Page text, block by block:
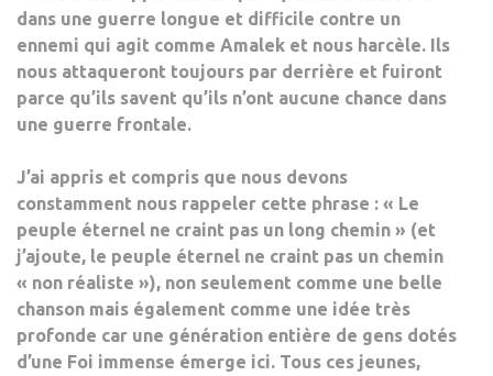
dans une guerre longue et difficile contre un
ennemi qui agit comme Amalek et nous harcèle. Ils
nous attaqueront toujours par derrière et fuiront
parce qu’ils savent qu’ils n’ont aucune chance dans
une guerre frontale.
J’ai appris et compris que nous devons
constamment nous rappeler cette phrase : « Le
peuple éternel ne craint pas un long chemin » (et
j’ajoute, le peuple éternel ne craint pas un chemin
« non réaliste »), non seulement comme une belle
chanson mais également comme une idée très
profonde car une génération entière de gens dotés
d’une Foi immense émerge ici. Tous ces jeunes,